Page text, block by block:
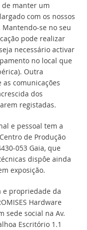
de manter um
com os nossos
Mantendo-se no seu
pode realizar
necessário activar
no local que
Outra
comunicações
dos
registadas.
e pessoal tem a
de Produção
053 Gaia, que
dispôe ainda
exposição.
e propriedade da
Hardware
sede social na Av.
Escritório 1.1